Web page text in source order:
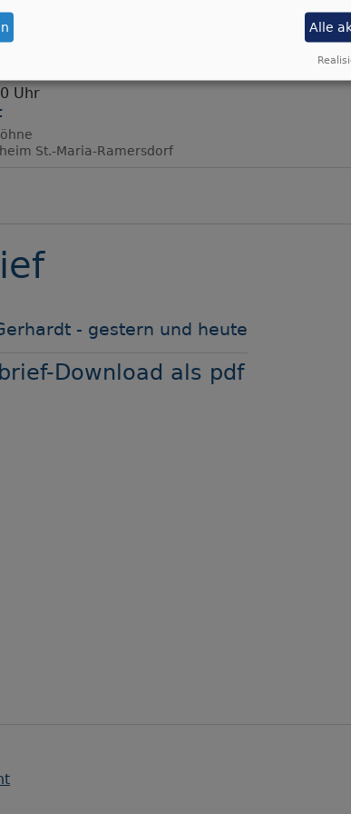
Uhr
St.-Maria-Ramersdorf
- gestern und heute
Download als pdf
Alle